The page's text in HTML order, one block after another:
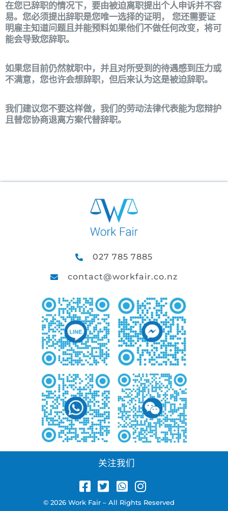
在您已辞职的情况下，要由被迫离职提出个人申诉并不容
易。您必须提出辞职是您唯一选择的证明， 您还需要证
明雇主知道问题且并能预料如果他们不做任何改变，将可
能会导致您辞职。
如果您目前仍然就职中，并且对所受到的待遇感到压力或
不满意，您也许会想辞职，但后来认为这是被迫辞职。
我们建议您不要这样做，我们的劳动法律代表能为您辩护
且替您协商退离方案代替辞职。
027 785 7885
contact@workfair.co.nz
关注我们
© 2026 Work Fair – All Rights Reserved